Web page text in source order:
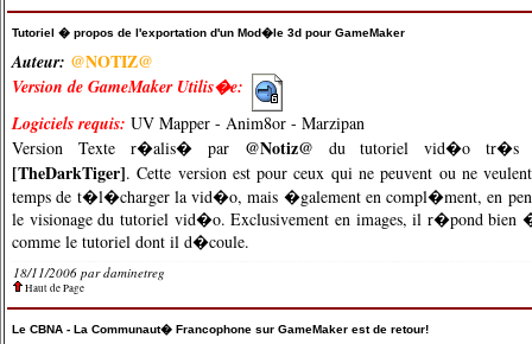
Tutoriel � propos de l'exportation d'un Mod�le 3d pour GameMaker
Auteur: @NOTIZ@
Version de GameMaker Utilis�e:
Logiciels requis: UV Mapper - Anim8or - Marzipan
Version Texte r�alis� par @Notiz@ dututoriel vid�o tr�s
[TheDarkTiger]. Cette version est pour ceux qui ne peuvent ou ne
temps de t�l�charger la vid�o, mais �galement en compl�ment, en
le visionage du tutoriel vid�o. Exclusivement en images, il r�pond bien
comme le tutoriel dont il d�coule.
18/11/2006 pardaminetreg
Haut de Page
Le CBNA - La Communaut� Francophone sur GameMaker est de retour!